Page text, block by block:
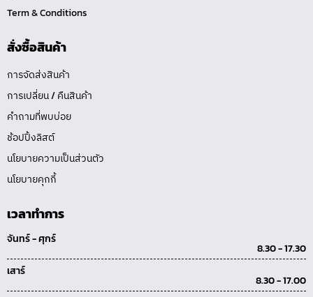
Term & Conditions
สั่งซื้อสินค้า
การจัดส่งสินค้า
การเปลี่ยน / คืนสินค้า
คำถามที่พบบ่อย
ช้อปปิ้งลิสต์
นโยบายความเป็นส่วนตัว
นโยบายคุกกี้
เวลาทำการ
จันทร์ - ศุกร์
8.30 - 17.30
เสาร์
8.30 - 17.00